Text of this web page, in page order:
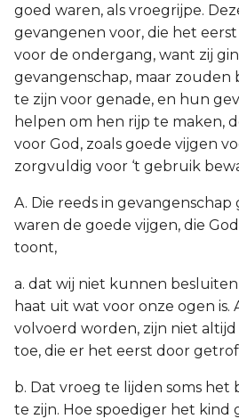
goed waren, als vroegrijpe.
gevangenen voor, die het
voor de ondergang, want zij
gevangenschap, maar zouden
te zijn voor genade, en hun
helpen om hen rijp te maken,
voor God, zoals goede vijgen
zorgvuldig voor ‘t gebruik
A. Die reeds in
waren de goede vijgen, die
toont,
a. dat wij niet kunnen
haat uit wat voor onze ogen is.
volvoerd worden, zijn niet
toe, die er het eerst door
b. Dat vroeg te lijden soms het
te zijn. Hoe spoediger het kind